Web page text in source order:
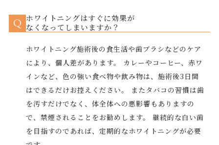
Q ホワイトニングはすぐに効果が
なくなってしまいますか？
ホワイトニング施術後の食生活や歯ブラシなどのケア
により、個人差があります。 カレーやコーヒー、赤ワ
インなど、色の強い食べ物や飲み物は、施術後3日間
はできるだけお控えください。 またタバコの習慣は歯
を汚すだけでなく、体全体への悪影響もありますの
で、禁煙されることをお勧めします。 継続的な白い歯
を目指すのであれば、定期的なホワイトニングが必要